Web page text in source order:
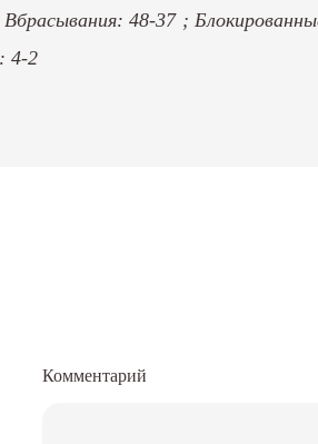
48-37 ;
4-2
Комментарий